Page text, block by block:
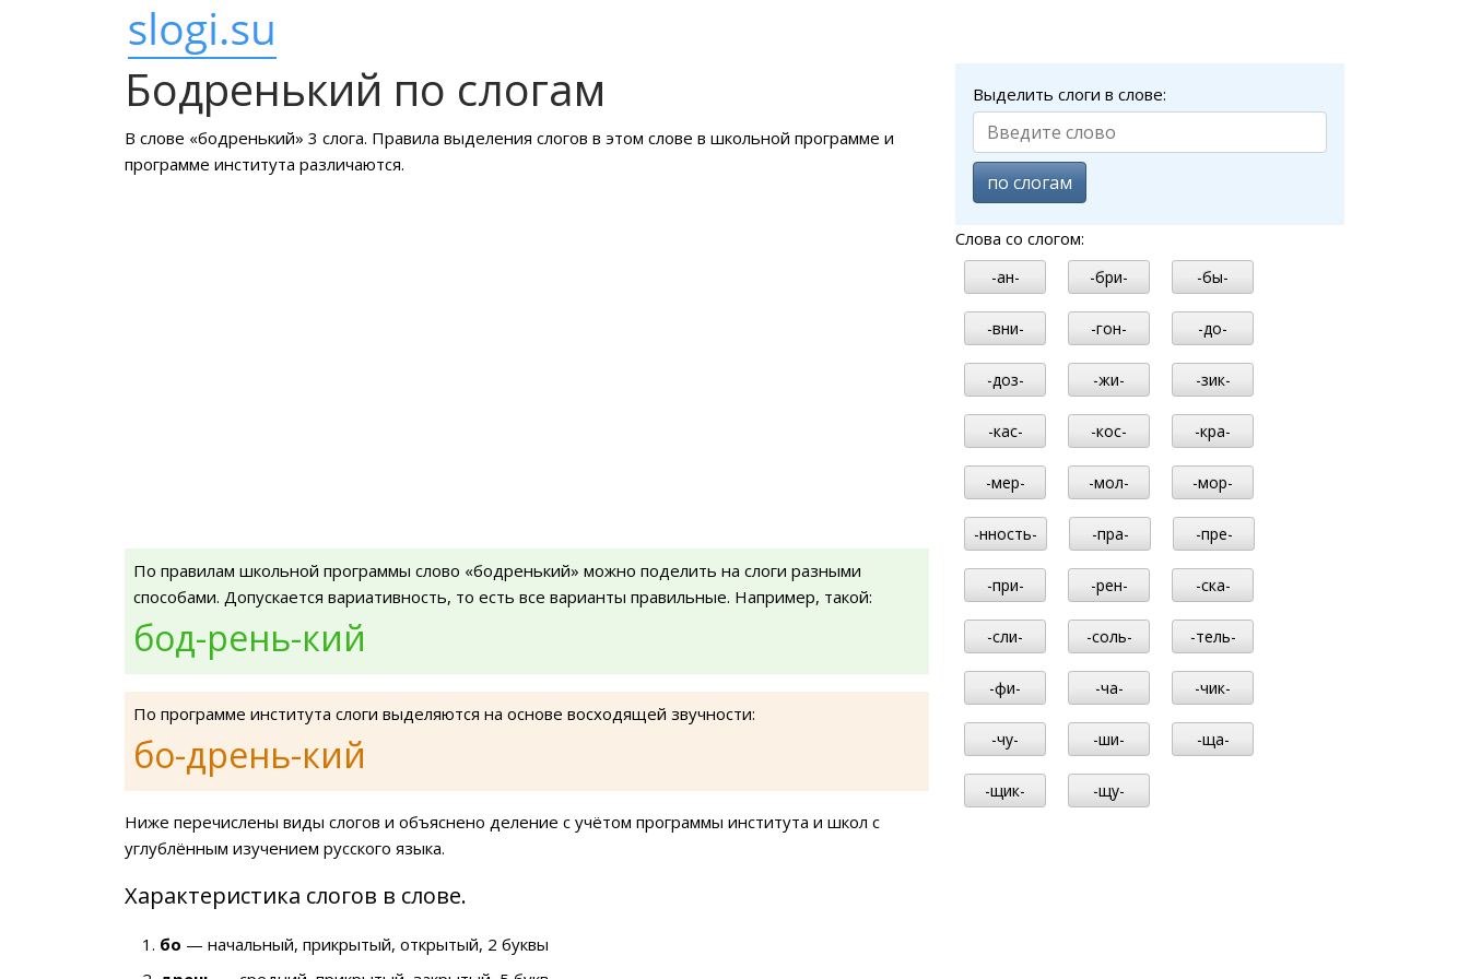
Бодренький по слогам
В слове «бодренький» 3 слога. Правила выделения слогов в этом слове в школьной программе и
программе института различаются.
По правилам школьной программы слово «бодренький» можно поделить на слоги разными
способами. Допускается вариативность, то есть все варианты правильные. Например, такой:
бод-рень-кий
По программе института слоги выделяются на основе восходящей звучности:
бо-дрень-кий
Ниже перечислены виды слогов и объяснено деление с учётом программы института и школ с
углублённым изучением русского языка.
Характеристика слогов в слове.
бо — начальный, прикрытый, открытый, 2 буквы
Выделить слоги в слове:
по слогам
Слова со слогом:
-ан- -бри- -бы-
-вни- -гон- -до-
-доз- -жи- -зик-
-кас- -кос- -кра-
-мер- -мол- -мор-
-нность- -пра- -пре-
-при- -рен- -ска-
-сли- -соль- -тель-
-фи- -ча- -чик-
-чу- -ши- -ща-
-щик- -щу-